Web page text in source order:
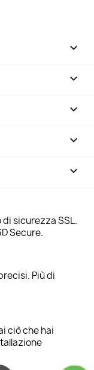



keyboard_arrow_down

sicurezza SSL.
Secure.
Più di
ciò che hai